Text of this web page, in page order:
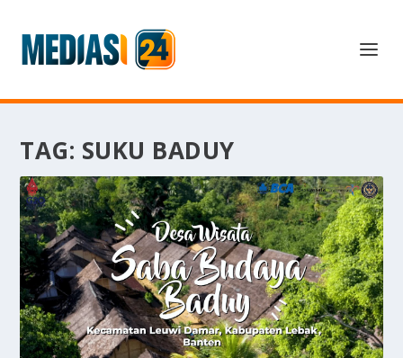
TAG: SUKU BADUY